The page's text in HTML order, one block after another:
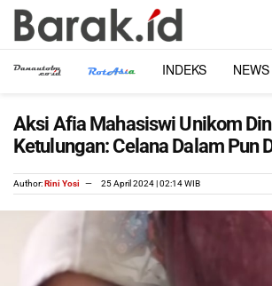
INDEKS NEWS
Aksi Afia Mahasiswi Unikom
Ketulungan: Celana Dalam Pun
Author:Rini Yosi 25 April 2024 | 02:14 WIB